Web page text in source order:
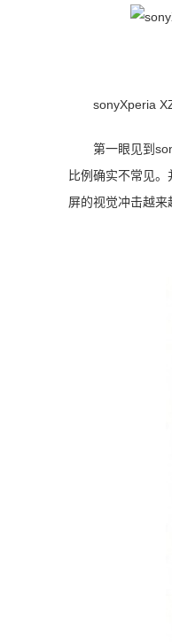
sonyXperia
第一眼见到
比例确实不常见
屏的视觉冲击越来